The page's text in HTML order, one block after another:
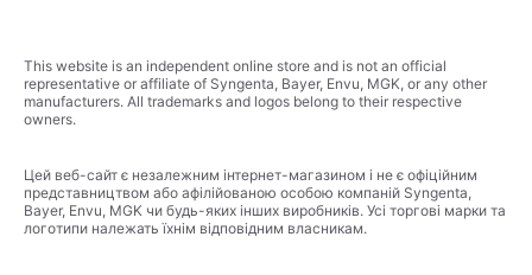
This website is an independent online store and is not an official
representative or affiliate of Syngenta, Bayer, Envu, MGK, or any other
manufacturers. All trademarks and logos belong to their respective
owners.
Цей веб-сайт є незалежним інтернет-магазином і не є офіційним
представництвом або афілійованою особою компаній Syngenta,
Bayer, Envu, MGK чи будь-яких інших виробників. Усі торгові марки та
логотипи належать їхнім відповідним власникам.